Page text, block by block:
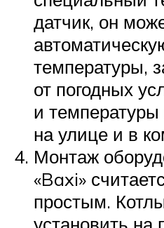
датчик, он
температуры,
от погодных
и температуры
на улице и в
Монтаж
«Baxi»
простым.